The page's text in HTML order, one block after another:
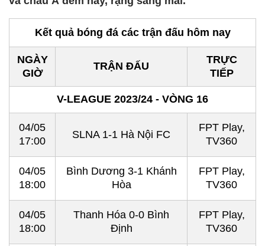
Kết quả bóng đá các trận đấu hôm nay
NGÀY
GIỜ
TRẬN ĐẤU
TRỰC
TIẾP
V-LEAGUE 2023/24 - VÒNG 16
04/05
17:00
SLNA 1-1 Hà Nội FC
FPT Play,
TV360
04/05
18:00
Bình Dương 3-1 Khánh
Hòa
FPT Play,
TV360
04/05
18:00
Thanh Hóa 0-0 Bình
Định
FPT Play,
TV360